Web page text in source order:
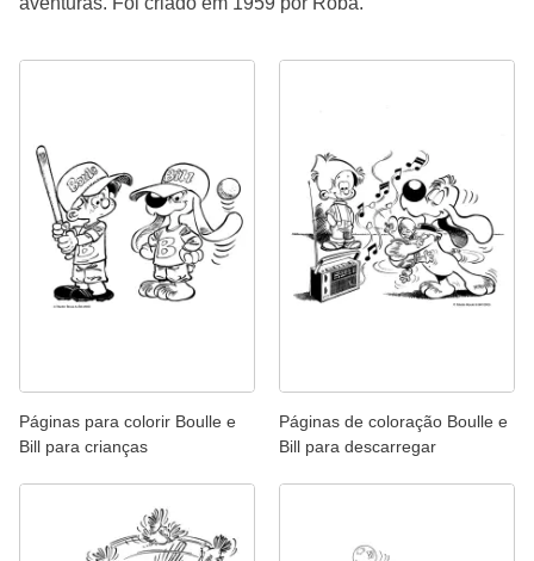
Páginas para colorir Boulle e
Bill para crianças
Páginas de coloração Boulle e
Bill para descarregar